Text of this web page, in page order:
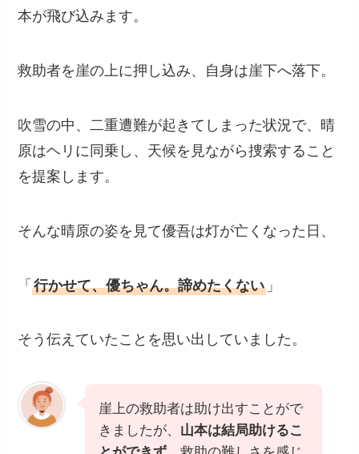
本が飛び込みます。
救助者を崖の上に押し込み、自身は崖下へ落下。
吹雪の中、二重遭難が起きてしまった状況で、晴
原はヘリに同乗し、天候を見ながら捜索すること
を提案します。
そんな晴原の姿を見て優吾は灯が亡くなった日、
「行かせて、優ちゃん。諦めたくない 」
そう伝えていたことを思い出していました。
崖上の救助者は助け出すことがで
きましたが、 山本は結局助けるこ